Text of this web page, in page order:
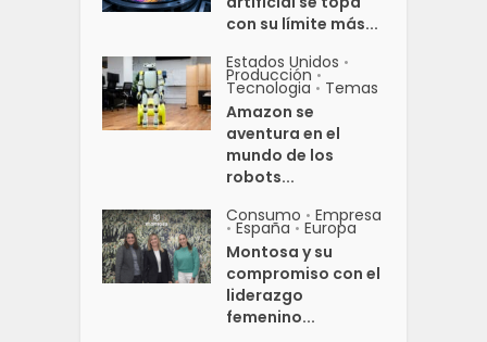
con su límite más...
Estados Unidos •
Producción •
Tecnologia • Temas
Amazon se
aventura en el
mundo de los
robots...
Consumo • Empresa
• España • Europa
Montosa y su
compromiso con el
liderazgo
femenino...